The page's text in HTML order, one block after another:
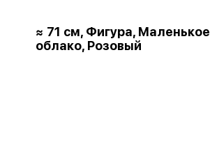
≈ 71 см, Фигура, Маленькое
облако, Розовый